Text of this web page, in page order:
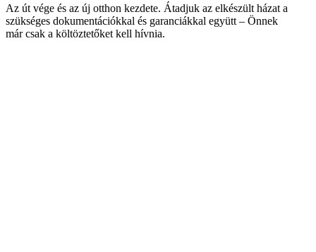
Az út vége és az új otthon kezdete. Átadjuk az elkészült házat a
szükséges dokumentációkkal és garanciákkal együtt – Önnek
már csak a költöztetőket kell hívnia.